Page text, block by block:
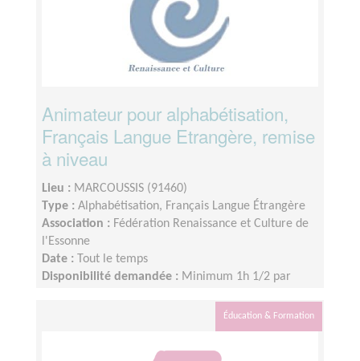
Animateur pour alphabétisation,
Français Langue Etrangère, remise
à niveau
Lieu : MARCOUSSIS (91460)
Type : Alphabétisation, Français Langue Étrangère
Association : Fédération Renaissance et Culture de
l'Essonne
Date :
Tout le temps
Disponibilité demandée : Minimum 1h 1/2 par
Éducation & Formation